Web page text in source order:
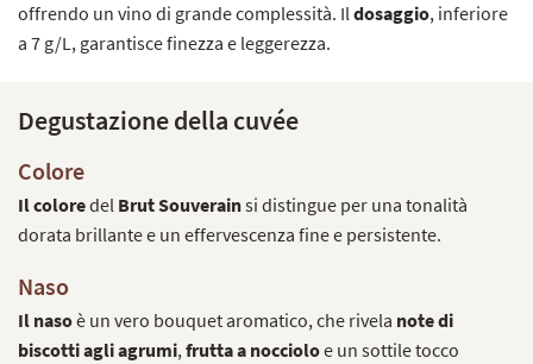
offrendo un vino di grande complessità. Ildosaggio, inferiore
a 7 g/L, garantisce finezza e leggerezza.
Degustazione della cuvée
Colore
Il coloredel Brut Souverainsi distingue per una tonalità
dorata brillante e un effervescenza fine e persistente.
Naso
Il nasoè un vero bouquet aromatico, che rivela note di
biscotti agli agrumi,frutta a noccioloe un sottile tocco